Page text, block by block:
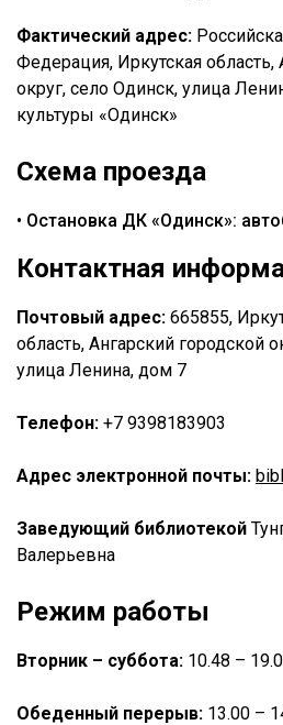
Фактический адрес:
Федерация, Иркутская область,
округ, село Одинск, улица
культуры «Одинск»
Схема проезда
• Остановка ДК «Одинск»:
Контактная
Почтовый адрес: 665855,
область, Ангарский городской
улица Ленина, дом 7
Телефон: +7 9398183903
Адрес электронной почты:
Заведующий библиотекой
Валерьевна
Режим работы
Вторник – суббота: 10.48 –
Обеденный перерыв: 13.00 –